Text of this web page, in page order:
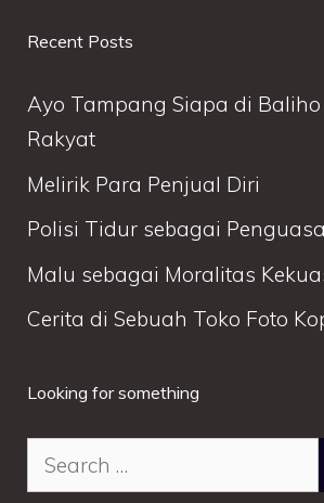
Recent Posts
Ayo Tampang Siapa di
Rakyat
Melirik Para Penjual Diri
Polisi Tidur sebagai
Malu sebagai Moralitas
Cerita di Sebuah Toko Foto
Looking for something
Search
for: